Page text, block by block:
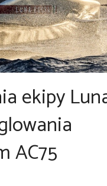
ekipy
AC75